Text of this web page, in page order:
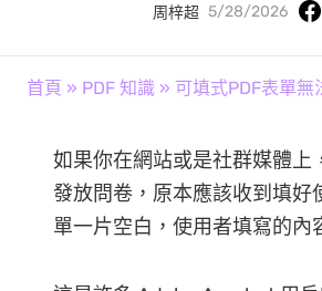
周梓超 5/28/2026
首頁 » PDF 知識 » 可填式PDF表單無
如果你在網站或是社群媒體
發放問卷，原本應該收到填好
單一片空白，使用者填寫的內